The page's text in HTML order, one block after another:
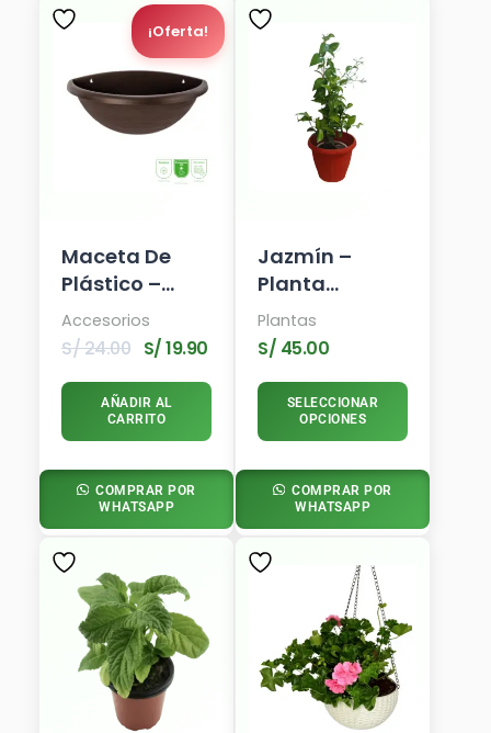
¡Oferta!
Maceta De
Plástico –
Terra Romana
– Colgante De
Pared –
Marrón
Accesorios
S/24.00
Precio
Era:
S/ 24.00.
S/19.90
Precio
Actual
Es:
S/ 19.90.
AÑADIR AL
CARRITO
COMPRAR POR
WHATSAPP
Jazmín –
Planta
Trepadora
Plantas
S/ 45.00
SELECCIONAR
OPCIONES
COMPRAR POR
WHATSAPP
Este
Producto
Múltiples
Variantes.
Las
Opciones